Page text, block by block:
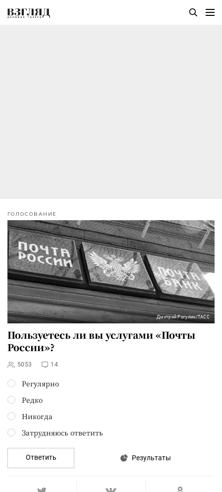
ГОЛОСОВАНИЕ
Дмитрий Рогулин/ТАСС
Пользуетесь ли вы услугами «Почты
России»?
5053 14
Регулярно
Редко
Никогда
Затрудняюсь ответить
Ответить Результаты